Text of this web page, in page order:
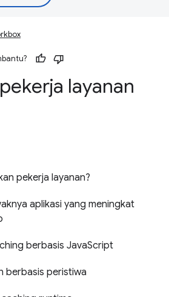
layanan
pekerja layanan?
aplikasi yang meningkat
berbasis JavaScript
berbasis peristiwa